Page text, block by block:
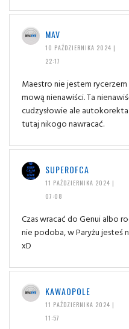
MAV
10 PAŹDZIERNIKA 2024 |
22:17
Maestro nie jestem
mową nienawiści. Ta
cudzysłowie ale autokorekta
tutaj nikogo nawracać.
SUPEROFCA
11 PAŹDZIERNIKA 2024 |
07:08
Czas wracać do Genui albo
nie podoba, w Paryżu jesteś
xD
KAWAOPOLE
11 PAŹDZIERNIKA 2024 |
11:57